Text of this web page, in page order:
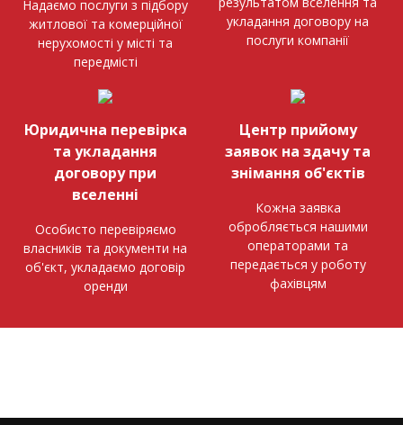
Надаємо послуги з підбору
житлової та комерційної
нерухомості у місті та
передмісті
укладання договору на
послуги компанії
Юридична перевірка
та укладання
договору при
вселенні
Особисто перевіряємо
власників та документи на
об'єкт, укладаємо договір
оренди
Центр прийому
заявок на здачу та
знімання об'єктів
Кожна заявка
обробляється нашими
операторами та
передається у роботу
фахівцям